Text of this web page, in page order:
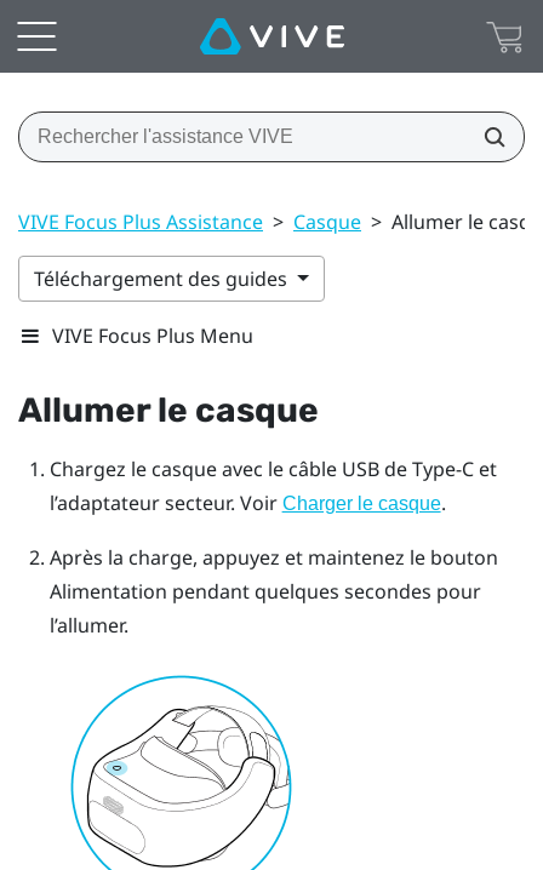
VIVE Focus Plus Assistance > Casque > Allumer le
Téléchargement des guides
VIVE Focus Plus Menu
Allumer le casque
Chargez le casque avec le câble USB de Type-Cet
l’adaptateur secteur. Voir Charger le casque.
Après la charge, appuyez et maintenez le bouton
Alimentation pendant quelques secondes pour
l’allumer.